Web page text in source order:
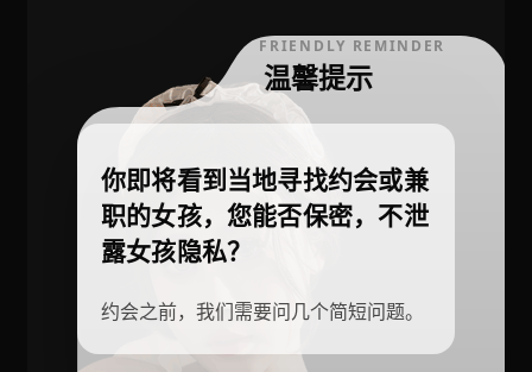
FRIENDLY REMINDER
温馨提示
你即将看到当地寻找约会或兼
职的女孩，您能否保密，不泄
露女孩隐私？
约会之前，我们需要问几个简短问题。